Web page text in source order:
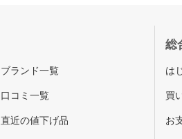
ブランド一覧
口コミ一覧
直近の値下げ品
総
は
買
お